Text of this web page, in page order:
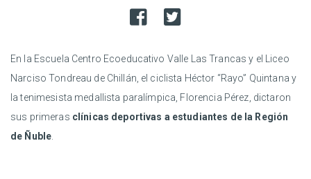
En la Escuela Centro Ecoeducativo Valle Las Trancas y el Liceo
Narciso Tondreau de Chillán, el ciclista Héctor “Rayo” Quintana y
la tenimesista medallista paralímpica, Florencia Pérez, dictaron
sus primeras clínicas deportivas a estudiantes de la Región
de Ñuble